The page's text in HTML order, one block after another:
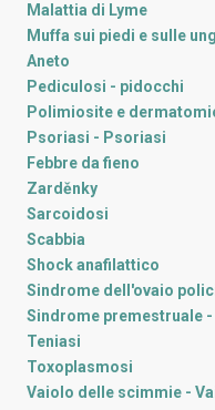
Malattia di Lyme
Muffa sui piedi e sulle
Aneto
Pediculosi - pidocchi
Polimiosite e
Psoriasi - Psoriasi
Febbre da fieno
Zarděnky
Sarcoidosi
Scabbia
Shock anafilattico
Sindrome dell'ovaio
Sindrome premestruale -
Teniasi
Toxoplasmosi
Vaiolo delle scimmie -